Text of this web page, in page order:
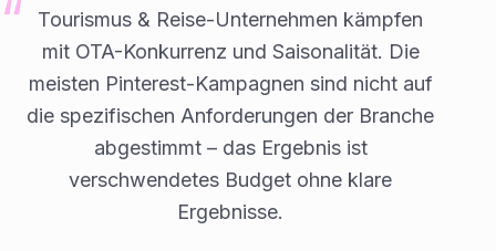
Tourismus & Reise-Unternehmen kämpfen
mit OTA-Konkurrenz und Saisonalität. Die
meisten Pinterest-Kampagnen sind nicht auf
die spezifischen Anforderungen der Branche
abgestimmt – das Ergebnis ist
verschwendetes Budget ohne klare
Ergebnisse.